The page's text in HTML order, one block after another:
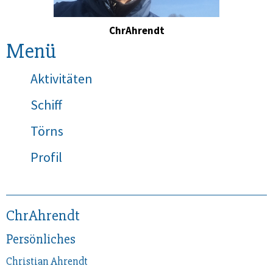
ChrAhrendt
Menü
Aktivitäten
Schiff
Törns
Profil
ChrAhrendt
Persönliches
ChristianAhrendt